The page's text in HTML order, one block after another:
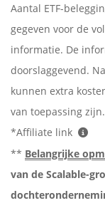
Aantal ETF-
gegeven voor de
informatie. De
doorslaggevend.
kunnen extra
van toepassing zijn.
*Affiliate link
** Belangrijke
van de Scalable-